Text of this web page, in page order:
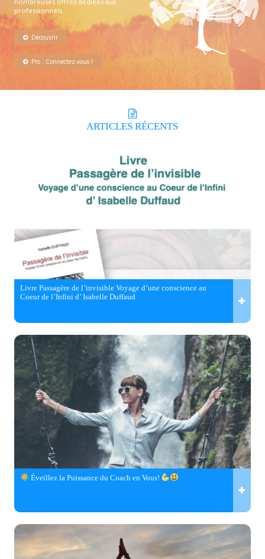
professionnels.
Découvrir
Pro : Connectez-vous !
ARTICLES RÉCENTS
Livre Passagère de l’invisible Voyage d’une conscience au
Coeur de l’Infini d’ Isabelle Duffaud
Éveillez la Puissance du Coach en Vous!